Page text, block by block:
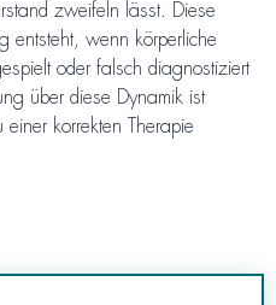
zweifeln lässt. Diese
entsteht, wenn körperliche
oder falsch diagnostiziert
über diese Dynamik ist
korrekten Therapie